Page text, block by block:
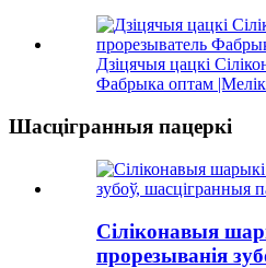
Дзіцячыя цацкі
Фабрыка оптам
Шасцігранныя пацеркі
Сіліконавыя
прорезыванія